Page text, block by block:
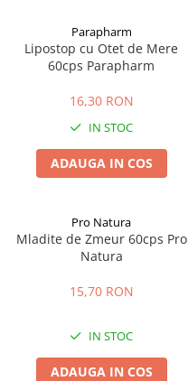
Sanatatea ochilor
Hepato-biliare
Glanda tiroida
Probleme renale
Prostata, urologie
Sistemul osos
Produse naturiste
Antiinflamator
Antitumorale
Articulatii sanatoase
Indulcitori
Miere
Bomboane
Gume de mestecat
Siropuri, gemuri
Ciocolata
Miere Manuka
Mancare sanatoasa
Leguminoase
Uleiuri alimentare
Geluri de dus naturale
Vopsele
Produse de uz casnic
Produse pentru bucatarie
Produse igienizare
Deodorante
Igiena orala
Protectie antivirala
Sare de baie
Detergenti Bio
Parapharm
Lipostop cu Otet de Mere
60cps Parapharm
16,30 RON
IN STOC
ADAUGA IN COS
Pro Natura
Mladite de Zmeur 60cps Pro
Natura
15,70 RON
IN STOC
ADAUGA IN COS